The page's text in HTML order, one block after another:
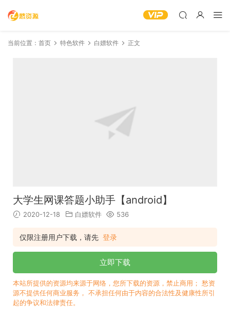
当前位置： 首页 特色软件 白嫖软件 正文
大学生网课答题小助手【android】
2020-12-18 白嫖软件 536
仅限注册用户下载，请先 登录
立即下载
本站所提供的资源均来源于网络，您所下载的资源，禁止商用； 愁资
源不提供任何商业服务， 不承担任何由于内容的合法性及健康性所引
起的争议和法律责任。